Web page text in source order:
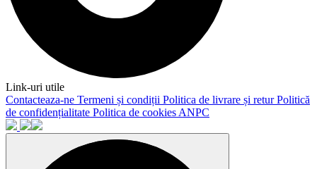
Link-uri utile
Contacteaza-ne Termeni și condiții Politica de livrare și returPolitică
de confidențialitate Politica de cookies ANPC